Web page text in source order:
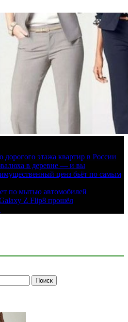
дорогого этажа квартир в России
в деревне — и вы
ценз бьёт по самым
по мытью автомобилей
Z Flip8 прошёл